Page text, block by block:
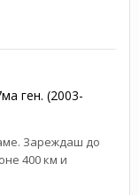
ген. (2003-
Зареждаш до
400 км и